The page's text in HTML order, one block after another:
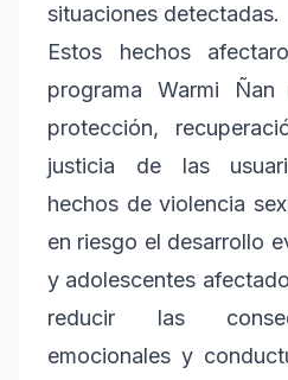
situaciones detectadas.
Estos hechos
programa Warmi
protección,
justicia de las
hechos de violencia
en riesgo el desarrollo
y adolescentes
reducir las
emocionales y